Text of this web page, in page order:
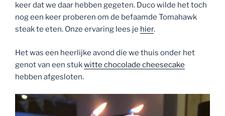
keer dat we daar hebben gegeten. Duco wilde het toch
nog een keer proberen om de befaamde Tomahawk
steak te eten. Onze ervaring lees je hier.
Het was een heerlijke avond die we thuis onder het
genot van een stukwitte chocolade cheesecake
hebben afgesloten.